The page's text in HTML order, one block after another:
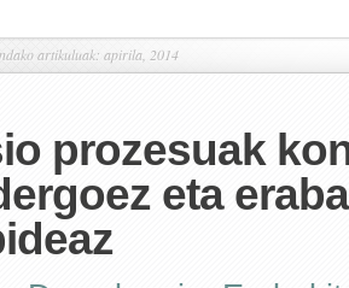
artikuluak: apirila, 2014
prozesuak
eta